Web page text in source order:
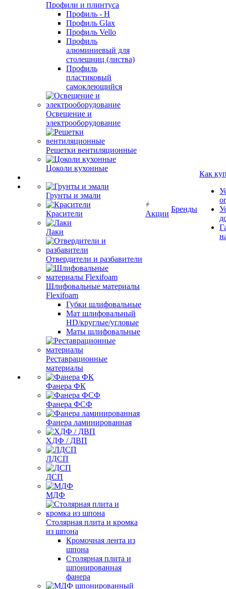
Профили и плинтуса
Профиль - H
Профиль Glax
Профиль Vello
Профиль
алюминиевый для
столешниц (листва)
Профиль
пластиковый
самоклеющийся
Освещение и
электрооборудование
Решетки вентиляционные
Цоколи кухонные
Грунты и эмали
Красители
Лаки
Отвердители и разбавители
Шлифовальные материалы
Flexifoam
Губки шлифовальные
Мат шлифовальный
HD/круглые/угловые
Маты шлифовальные
Реставрационные
материалы
Фанера ФК
Фанера ФСФ
Фанера ламинированная
ХДФ / ДВП
ЛДСП
ДСП
МДФ
Столярная плита и кромка
из шпона
Кромочная лента из
шпона
Столярная плита и
шпонированная
фанера
Акции
Бренды
Как